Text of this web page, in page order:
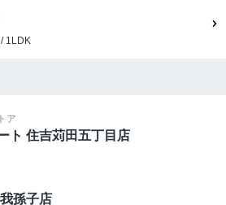
1LDK
ア
ト 住吉苅田五丁目店
孫子店